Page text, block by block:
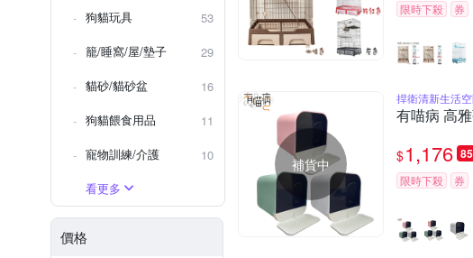
狗貓玩具
53
籠/睡窩/屋/墊子
29
貓砂/貓砂盆
16
狗貓餵食用品
11
寵物訓練/介護
10
看更多
價格
限時下殺 券
補貨中
捍衛清新生活
有喵病 高
$1,176
限時下殺 券